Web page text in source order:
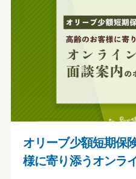
オリーブ少額短期保
様に寄り添うオンラ